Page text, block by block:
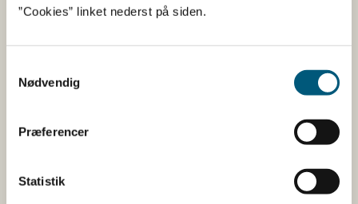
”Cookies” linket nederst på siden.
Nødvendig
Præferencer
Statistik
Læs mere om Kostråd til
Måltider
Kostråd til Måltider i daginstitutioner
Kostråd til vegetariske måltider